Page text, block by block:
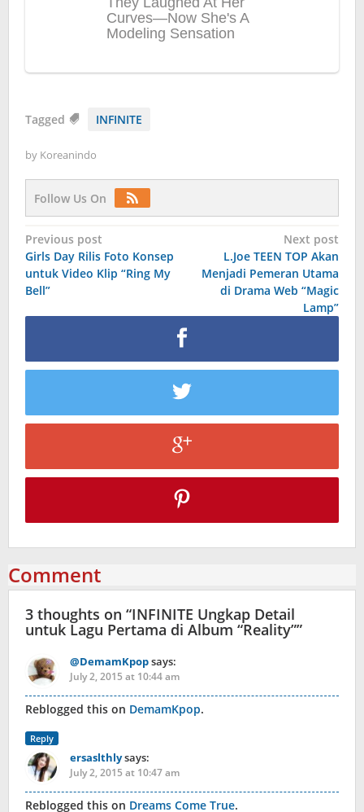
Tagged INFINITE
by Koreanindo
Follow Us On
Post
navigation
Previous post
Girls Day Rilis Foto Konsep
untuk Video Klip “Ring My
Bell”
Next post
L.Joe TEEN TOP Akan
Menjadi Pemeran Utama
di Drama Web “Magic
Lamp”
Comment
3 thoughts on “INFINITE Ungkap Detail
untuk Lagu Pertama di Album “Reality””
@DemamKpopsays:
July 2, 2015 at 10:44 am
Reblogged this on DemamKpop.
Reply
ersaslthlysays:
July 2, 2015 at 10:47 am
Reblogged this on Dreams Come True.